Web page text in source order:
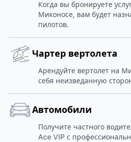
Когда вы бронируете
Миконосе, вам будет
пилотов.
Чартер вертолета
Арендуйте вертолет на
себя неизведанную
Автомобили
Получите частного
Ace VIP с